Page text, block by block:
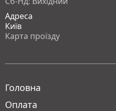
Адреса
Київ
Карта проїзду
Головна
Оплата